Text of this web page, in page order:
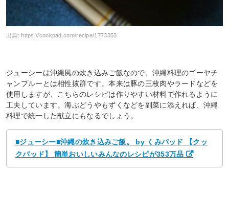
出典:https://cookpad.com/recipe/1773353
ジューシーは沖縄風の炊き込みご飯なので、沖縄料理のゴーヤチ
ャンプルーとは相性抜群です。本来は豚の三枚肉やラードなどを
使用しますが、こちらのレシピは作りやすい材料で作れるように
工夫しています。海ぶどうやもずくなどを副菜に添えれば、沖縄
料理で統一した献立にもなるでしょう。
■ジューシー■沖縄の炊き込みご飯。 by くみパッド 【クッ
クパッド】 簡単おいしいみんなのレシピが353万品